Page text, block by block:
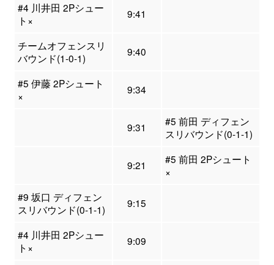
#4 川井田 2Pシュー
ト×
9:41
チームオフェンスリ
バウンド(1-0-1)
9:40
#5 伊藤 2Pシュート
×
9:34
9:31
#5 前田 ディフェン
スリバウンド(0-1-1)
9:21
#5 前田 2Pシュート
×
#9 坂口 ディフェン
スリバウンド(0-1-1)
9:15
#4 川井田 2Pシュー
ト×
9:09